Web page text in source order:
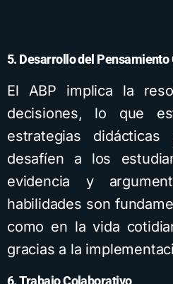
5. Desarrollo del Pensamiento
El ABP implica la
decisiones, lo que
estrategias
desafíen a los
evidencia y
habilidades son
como en la vida
gracias a la
6. Trabajo Colaborativo